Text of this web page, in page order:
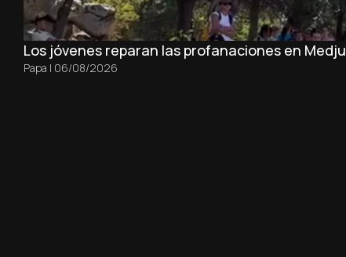
Los jóvenes reparan las profanaciones en
Papa | 06/08/2026